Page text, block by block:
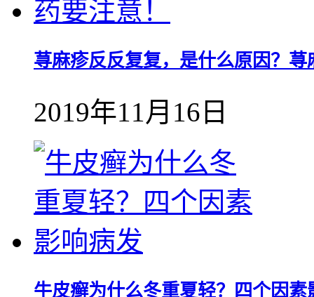
荨麻疹反反复复，是什么原因？
2019年11月16日
牛皮癣为什么冬重夏轻？四个因素